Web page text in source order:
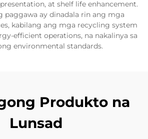
at shelf life enhancement.
paggawa ay dinadala rin ang mga
kabilang ang mga recycling system
efficient operations, na nakalinya sa
environmental standards.
Produkto na
Lunsad